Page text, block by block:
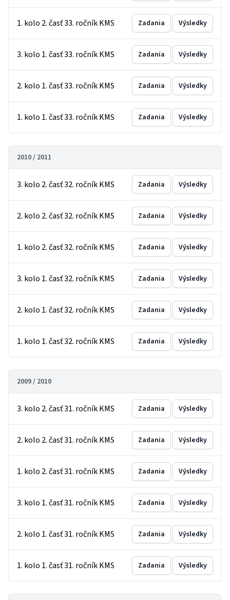
1. kolo 2. časť 33. ročník KMS Zadania Výsledky
3. kolo 1. časť 33. ročník KMS Zadania Výsledky
2. kolo 1. časť 33. ročník KMS Zadania Výsledky
1. kolo 1. časť 33. ročník KMS Zadania Výsledky
2010 / 2011
3. kolo 2. časť 32. ročník KMS Zadania Výsledky
2. kolo 2. časť 32. ročník KMS Zadania Výsledky
1. kolo 2. časť 32. ročník KMS Zadania Výsledky
3. kolo 1. časť 32. ročník KMS Zadania Výsledky
2. kolo 1. časť 32. ročník KMS Zadania Výsledky
1. kolo 1. časť 32. ročník KMS Zadania Výsledky
2009 / 2010
3. kolo 2. časť 31. ročník KMS Zadania Výsledky
2. kolo 2. časť 31. ročník KMS Zadania Výsledky
1. kolo 2. časť 31. ročník KMS Zadania Výsledky
3. kolo 1. časť 31. ročník KMS Zadania Výsledky
2. kolo 1. časť 31. ročník KMS Zadania Výsledky
1. kolo 1. časť 31. ročník KMS Zadania Výsledky